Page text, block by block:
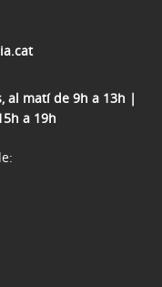
al matí de 9h a 13h |
a 19h